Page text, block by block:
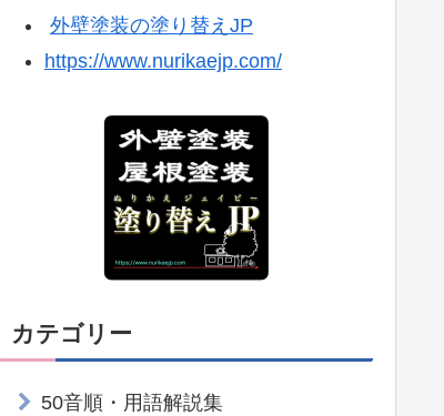
外壁塗装の塗り替えJP
https://www.nurikaejp.com/
カテゴリー
50音順・用語解説集